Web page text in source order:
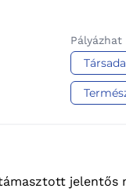
Pályázhat